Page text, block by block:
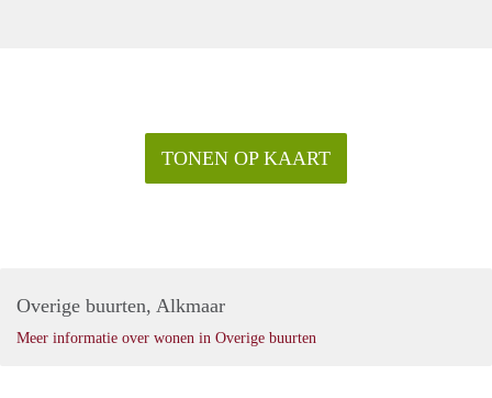
TONEN OP KAART
Overige buurten, Alkmaar
Meer informatie over wonen in Overige buurten